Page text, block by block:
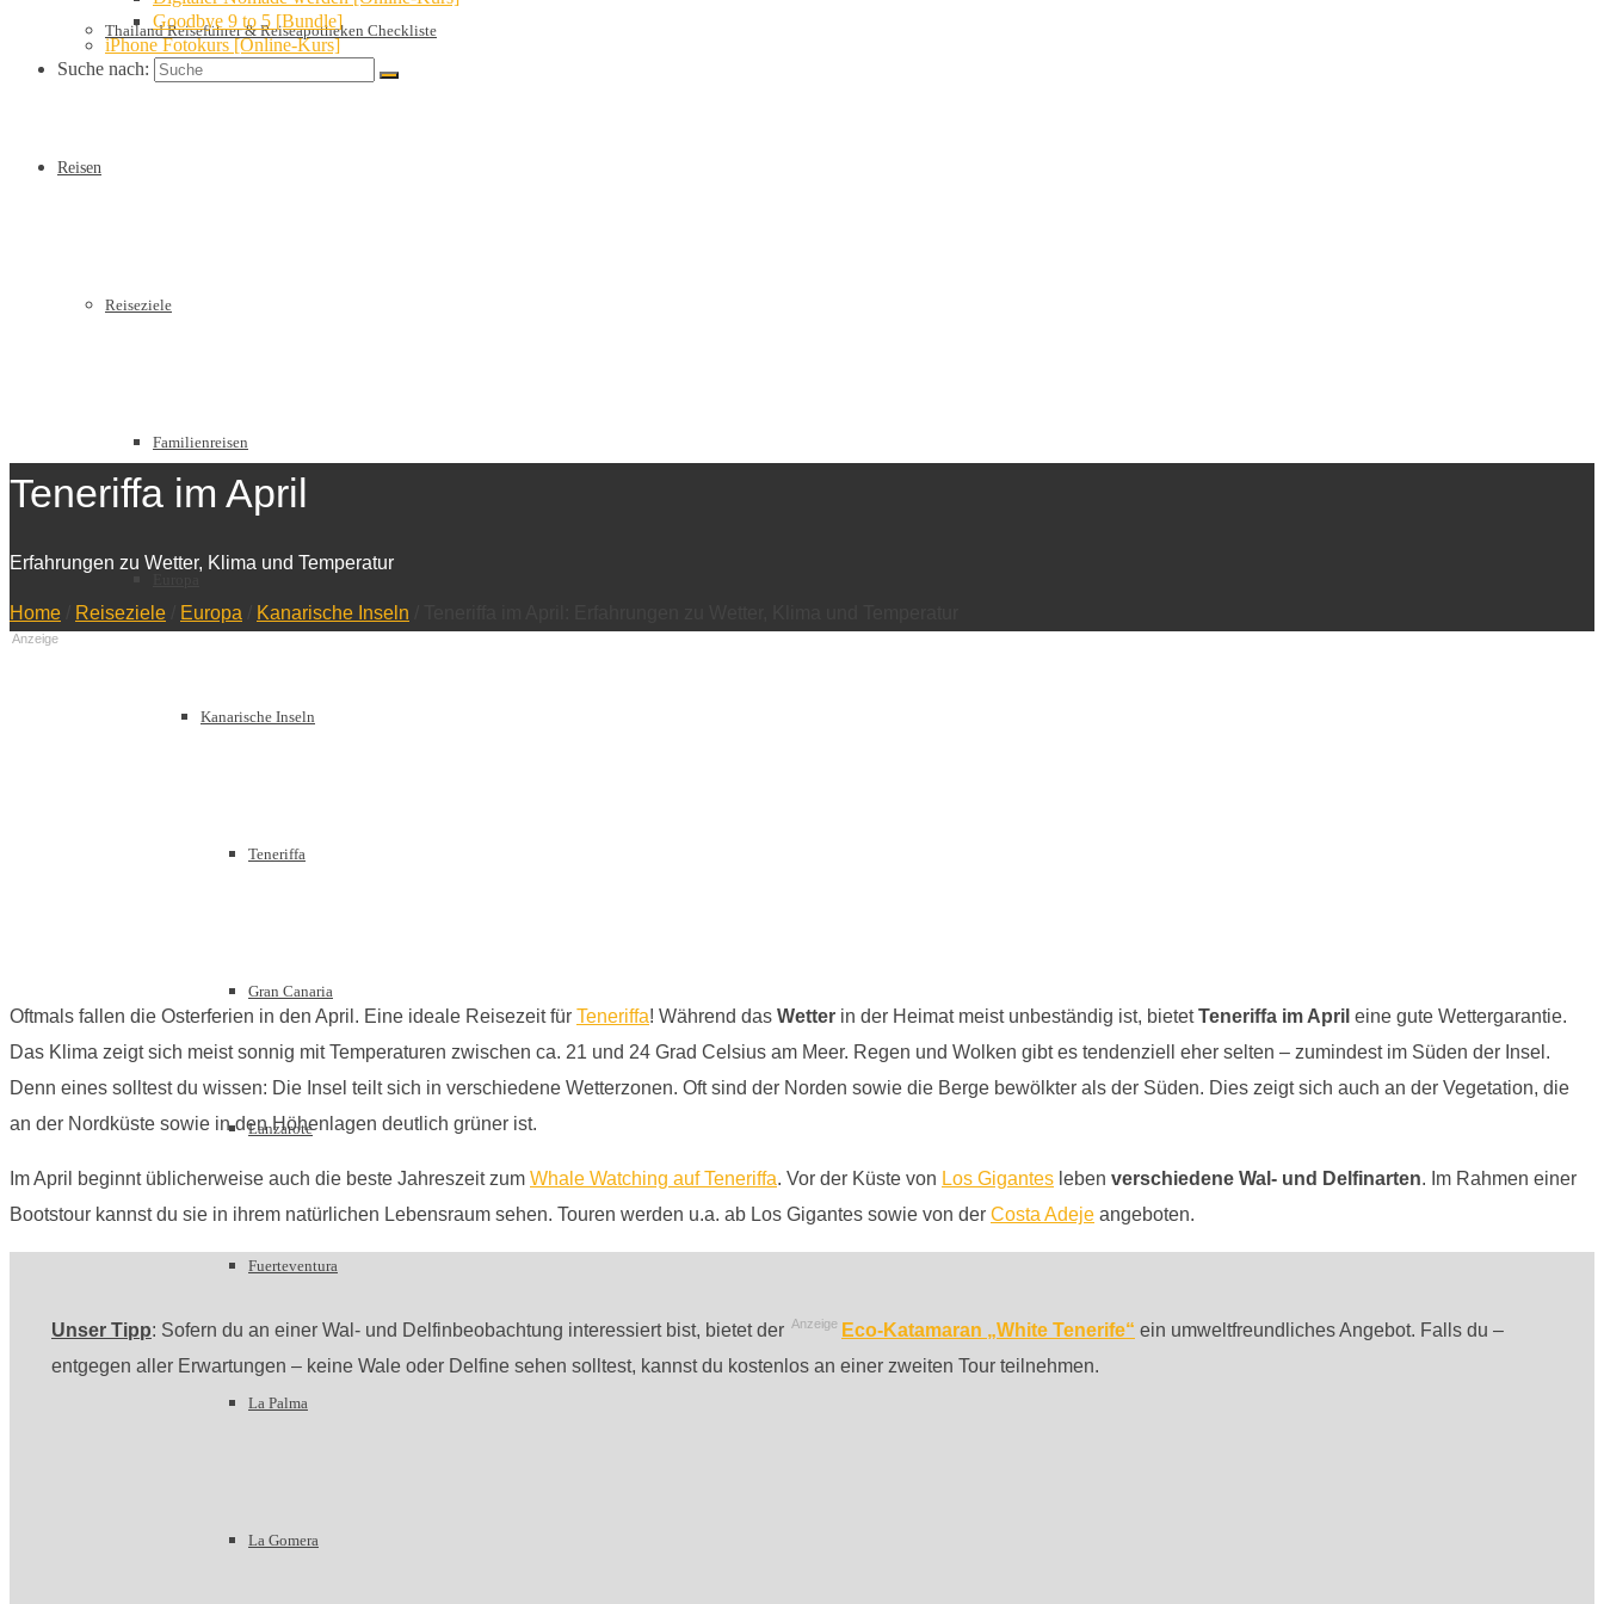
Thailand Reiseführer & Reiseapotheken Checkliste
Reisen
Reiseziele
Familienreisen
Kanarische Inseln
Teneriffa
Gran Canaria
Lanzarote
Fuerteventura
La Palma
La Gomera
Goodbye 9 to 5 [Bundle]
iPhone Fotokurs [Online-Kurs]
Suche nach:
Teneriffa im April
Erfahrungen zu Wetter, Klima und Temperatur
Home Reiseziele Europa Kanarische Inseln
Anzeige
Oftmals fallen die Osterferien in den April. Eine ideale Reisezeit für Teneriffa! Während das Wetter in der Heimat meist unbeständig ist, bietetTeneriffa im April eine gute Wettergarantie.
Das Klima zeigt sich meist sonnig mit Temperaturen zwischen ca. 21 und 24 Grad Celsius am Meer. Regen und Wolken gibt es tendenziell eher selten – zumindest im Süden der Insel.
Denn eines solltest du wissen: Die Insel teilt sich in verschiedene Wetterzonen. Oft sind der Norden sowie die Berge bewölkter als der Süden. Dies zeigt sich auch an der Vegetation, die
an der Nordküste sowie in den Höhenlagen deutlich grüner ist.
Im April beginnt üblicherweise auch die beste Jahreszeit zum Whale Watching auf Teneriffa. Vor der Küste von Los Gigantes leben verschiedene Wal- und Delfinarten. Im Rahmen einer
Bootstour kannst du sie in ihrem natürlichen Lebensraum sehen. Touren werden u.a. ab Los Gigantes sowie von der Costa Adeje angeboten.
Unser Tipp: Sofern du an einer Wal- und Delfinbeobachtung interessiert bist, bietet der Anzeige Eco-Katamaran „White Tenerife“ ein umweltfreundliches Angebot. Falls du –
entgegen aller Erwartungen – keine Wale oder Delfine sehen solltest, kannst du kostenlos an einer zweiten Tour teilnehmen.